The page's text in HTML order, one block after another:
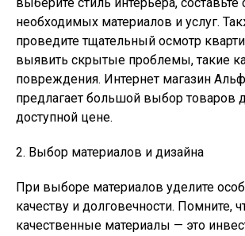
необходимых материалов и услуг.
проведите тщательный осмотр
выявить скрытые проблемы, такие
повреждения. Интернет магазин
предлагает большой выбор товаров
доступной цене.
2. Выбор материалов и дизайна
При выборе материалов уделите
качеству и долговечности. Помните,
качественные материалы — это